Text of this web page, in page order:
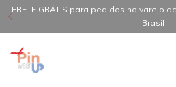
FRETE GRÁTIS para pedidos no varejo
Brasil